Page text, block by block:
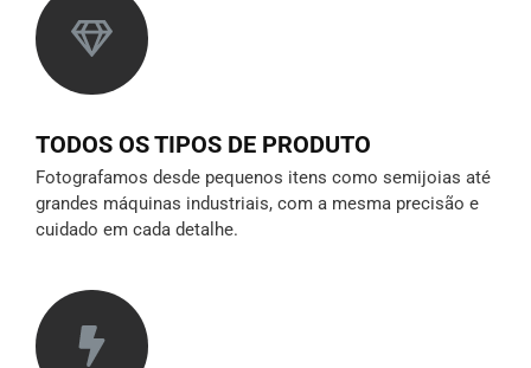
TODOS OS TIPOS DE PRODUTO
Fotografamos desde pequenos itens como semijoias até
grandes máquinas industriais, com a mesma precisão e
cuidado em cada detalhe.